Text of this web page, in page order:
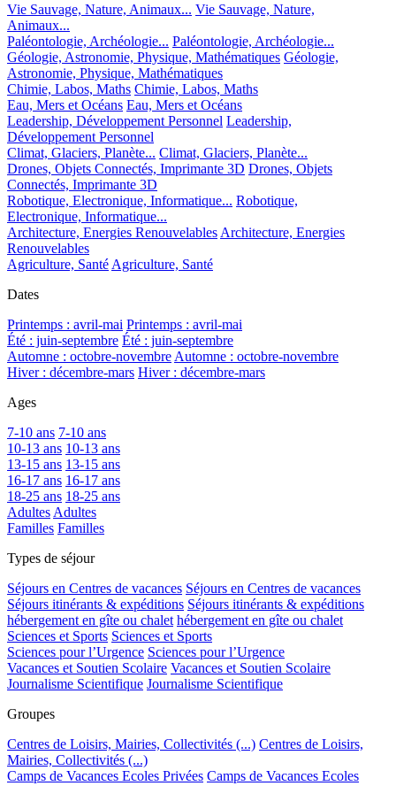
Vie Sauvage, Nature, Animaux... Vie Sauvage, Nature,
Animaux...
Paléontologie, Archéologie... Paléontologie, Archéologie...
Géologie, Astronomie, Physique, Mathématiques Géologie,
Astronomie, Physique, Mathématiques
Chimie, Labos, Maths Chimie, Labos, Maths
Eau, Mers et Océans Eau, Mers et Océans
Leadership, Développement Personnel Leadership,
Développement Personnel
Climat, Glaciers, Planète... Climat, Glaciers, Planète...
Drones, Objets Connectés, Imprimante 3D Drones, Objets
Connectés, Imprimante 3D
Robotique, Electronique, Informatique... Robotique,
Electronique, Informatique...
Architecture, Energies Renouvelables Architecture, Energies
Renouvelables
Agriculture, Santé Agriculture, Santé
Dates
Printemps : avril-mai Printemps : avril-mai
Été : juin-septembre Été : juin-septembre
Automne : octobre-novembre Automne : octobre-novembre
Hiver : décembre-mars Hiver : décembre-mars
Ages
7-10 ans 7-10 ans
10-13 ans 10-13 ans
13-15 ans 13-15 ans
16-17 ans 16-17 ans
18-25 ans 18-25 ans
Adultes Adultes
Familles Familles
Types de séjour
Séjours en Centres de vacances Séjours en Centres de vacances
Séjours itinérants & expéditions Séjours itinérants & expéditions
hébergement en gîte ou chalet hébergement en gîte ou chalet
Sciences et Sports Sciences et Sports
Sciences pour l’Urgence Sciences pour l’Urgence
Vacances et Soutien Scolaire Vacances et Soutien Scolaire
Journalisme Scientifique Journalisme Scientifique
Groupes
Centres de Loisirs, Mairies, Collectivités (...) Centres de Loisirs,
Mairies, Collectivités (...)
Camps de Vacances Ecoles Privées Camps de Vacances Ecoles